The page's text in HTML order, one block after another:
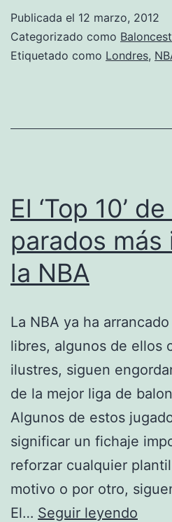
Rubio
para
Publicada el 12 marzo, 2012
Categorizado como
Etiquetado como Londres,
El ‘Top 10’
parados
la NBA
La NBA ya ha
libres, algunos de ellos
ilustres, siguen
de la mejor liga de
Algunos de estos
significar un fichaje
reforzar cualquier
motivo o por otro,
El… Seguir leyendo